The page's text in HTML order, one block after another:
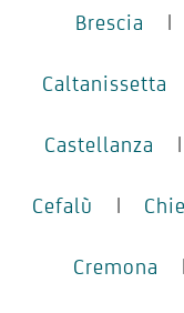
Brescia |
Caltanissetta
Castellanza |
Cefalù |
Cremona |